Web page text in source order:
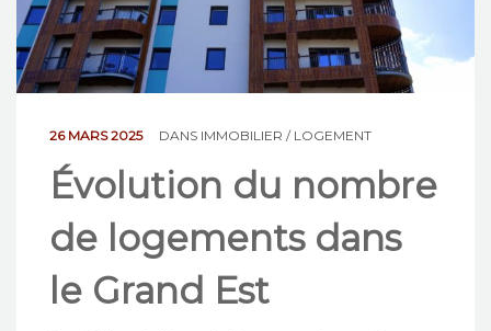
NOS ACTIONS
CONTACT
26 MARS 2025 DANS IMMOBILIER / LOGEMENT
Évolution du nombre
de logements dans
le Grand Est